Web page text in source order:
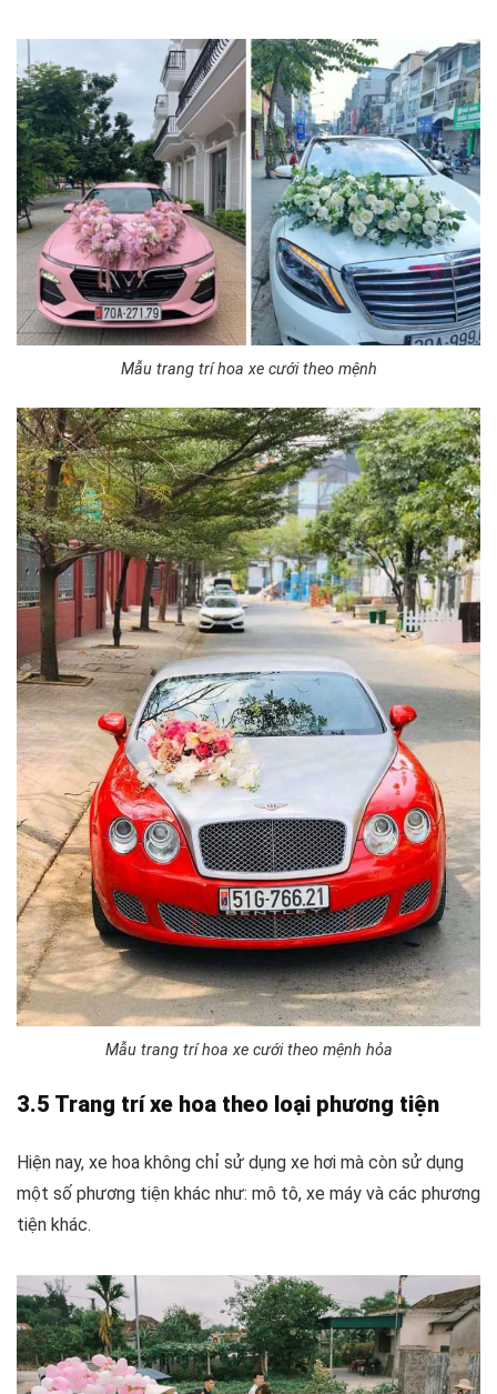
Mẫu trang trí hoa xe cưới theo mệnh
Mẫu trang trí hoa xe cưới theo mệnh hỏa
3.5 Trang trí xe hoa theo loại phương tiện
Hiện nay, xe hoa không chỉ sử dụng xe hơi mà còn sử dụng
một số phương tiện khác như: mô tô, xe máy và các phương
tiện khác.